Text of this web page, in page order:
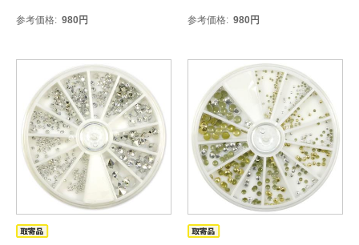
参考価格 980円 参考価格 980円